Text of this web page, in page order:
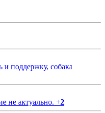
поддержку, собака
не актуально. +2